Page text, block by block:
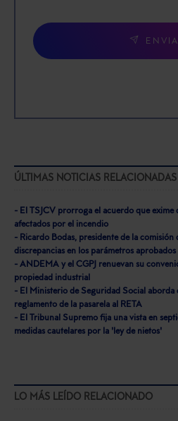
ÚLTIMAS NOTICIAS RELACIONADAS
- El TSJCV prorroga el acuerdo que exime
afectados por el incendio
- Ricardo Bodas, presidente de la comisión
discrepancias en los parámetros aprobados
- ANDEMA y el CGPJ renuevan su
propiedad industrial
- El Ministerio de Seguridad Social aborda
reglamento de la pasarela al RETA
- El Tribunal Supremo fija una vista en
medidas cautelares por la 'ley de nietos'
LO MÁS LEÍDO RELACIONADO